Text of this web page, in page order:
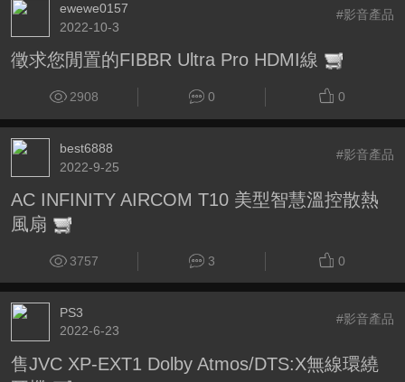
ewewe0157
2022-10-3
#影音產品
徵求您閒置的FIBBR Ultra Pro HDMI線
2908 0 0
best6888
2022-9-25
#影音產品
AC INFINITY AIRCOM T10 美型智慧溫控散熱
風扇
3757 3 0
PS3
2022-6-23
#影音產品
售JVC XP-EXT1 Dolby Atmos/DTS:X無線環繞